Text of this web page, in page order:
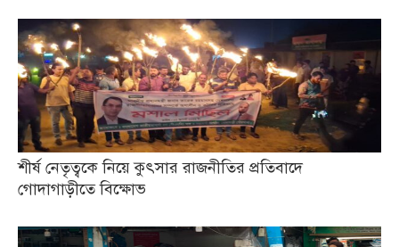
শীর্ষ নেতৃত্বকে নিয়ে কুৎসার রাজনীতির প্রতিবাদে
গোদাগাড়ীতে বিক্ষোভ